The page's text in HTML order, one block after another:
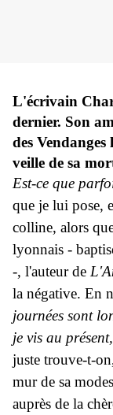
L'écrivain
dernier. Son
des
veille de sa
Est-ce que
que je lui pose,
colline, alors
lyonnais -
-, l'auteur de
la négative. En
journées sont
je vis au
juste trouve-t-
mur de sa
auprès de la